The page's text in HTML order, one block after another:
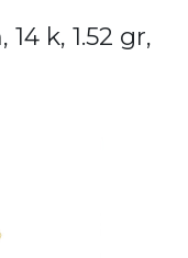
k, 1.52 gr,